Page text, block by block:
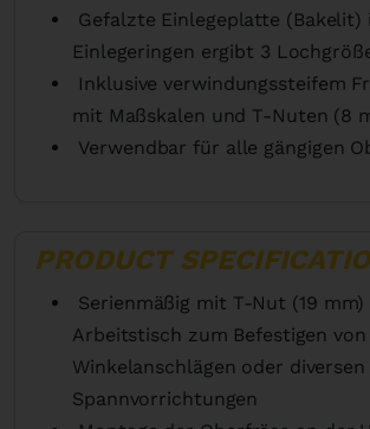
Gefalzte Einlegeplatte (Bakelit)
Einlegeringen ergibt 3
Inklusive verwindungssteifem
mit Maßskalen und T-Nuten (8
Verwendbar für alle gängigen
PRODUCT
Serienmäßig mit T-Nut (19 mm)
Arbeitstisch zum Befestigen von
Winkelanschlägen oder diversen
Spannvorrichtungen